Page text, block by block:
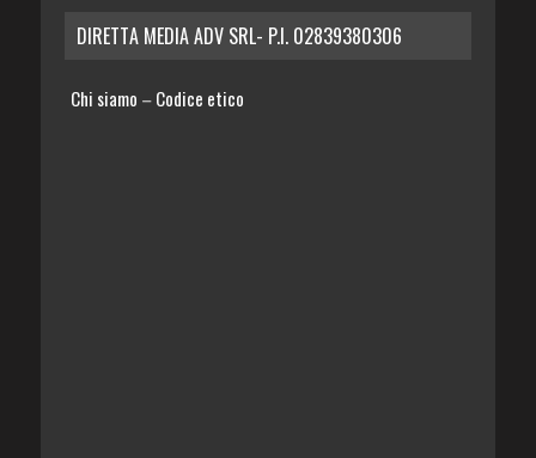
DIRETTA MEDIA ADV SRL- P.I. 02839380306
Chi siamo – Codice etico